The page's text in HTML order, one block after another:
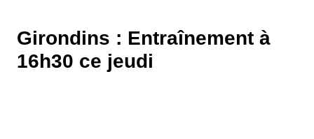
Girondins : Entraînement à
16h30 ce jeudi